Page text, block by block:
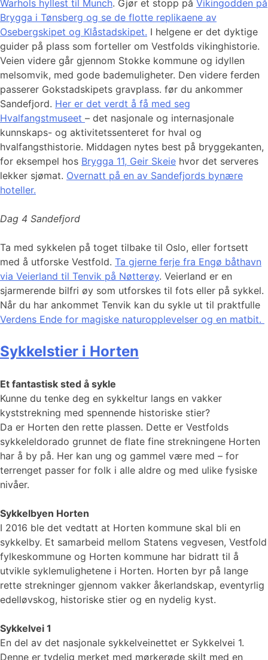
Warhols hyllest til Munch. Gjør et stopp på Vikingodden på
Brygga i Tønsberg og se de flotte replikaene av
Osebergskipet og Klåstadskipet. I helgene er det dyktige
guider på plass som forteller om Vestfolds vikinghistorie.
Veien videre går gjennom Stokke kommune og idyllen
melsomvik, med gode bademuligheter. Den videre ferden
passerer Gokstadskipets gravplass. før du ankommer
Sandefjord. Her er det verdt å få med seg
Hvalfangstmuseet – det nasjonale og internasjonale
kunnskaps- og aktivitetssenteret for hval og
hvalfangsthistorie. Middagen nytes best på bryggekanten,
for eksempel hos Brygga 11, Geir Skeie hvor det serveres
lekker sjømat. Overnatt på en av Sandefjords bynære
hoteller.
Dag 4 Sandefjord
Ta med sykkelen på toget tilbake til Oslo, eller fortsett
med å utforske Vestfold. Ta gjerne ferje fra Engø båthavn
via Veierland til Tenvik på Nøtterøy. Veierland er en
sjarmerende bilfri øy som utforskes til fots eller på sykkel.
Når du har ankommet Tenvik kan du sykle ut til praktfulle
Verdens Ende for magiske naturopplevelser og en matbit.
Sykkelstier i Horten
Et fantastisk sted å sykle
Kunne du tenke deg en sykkeltur langs en vakker
kyststrekning med spennende historiske stier?
Da er Horten den rette plassen. Dette er Vestfolds
sykkeleldorado grunnet de flate fine strekningene Horten
har å by på. Her kan ung og gammel være med – for
terrenget passer for folk i alle aldre og med ulike fysiske
nivåer.
Sykkelbyen Horten
I 2016 ble det vedtatt at Horten kommune skal bli en
sykkelby. Et samarbeid mellom Statens vegvesen, Vestfold
fylkeskommune og Horten kommune har bidratt til å
utvikle syklemulighetene i Horten. Horten byr på lange
rette strekninger gjennom vakker åkerlandskap, eventyrlig
edelløvskog, historiske stier og en nydelig kyst.
Sykkelvei 1
En del av det nasjonale sykkelveinettet er Sykkelvei 1.
Denne er tydelig merket med mørkerøde skilt med en